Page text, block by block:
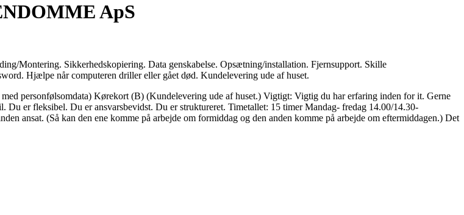
ApS
Montering. Sikkerhedskopiering. Data genskabelse. Opsætning/installation. Fjernsupport. Skille
Hjælpe når computeren driller eller gået død. Kundelevering ude af huset.
personfølsomdata) Kørekort (B) (Kundelevering ude af huset.) Vigtigt: Vigtig du har erfaring inden for it. Gerne
er fleksibel. Du er ansvarsbevidst. Du er struktureret. Timetallet: 15 timer Mandag- fredag 14.00/14.30-
ansat. (Så kan den ene komme på arbejde om formiddag og den anden komme på arbejde om eftermiddagen.) Det